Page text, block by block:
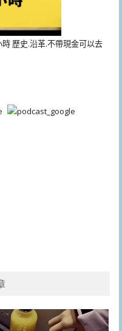
歷史.沿革.不帶現金可以去